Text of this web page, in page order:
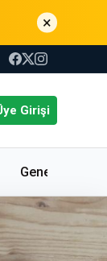
×
Girişi
Genel